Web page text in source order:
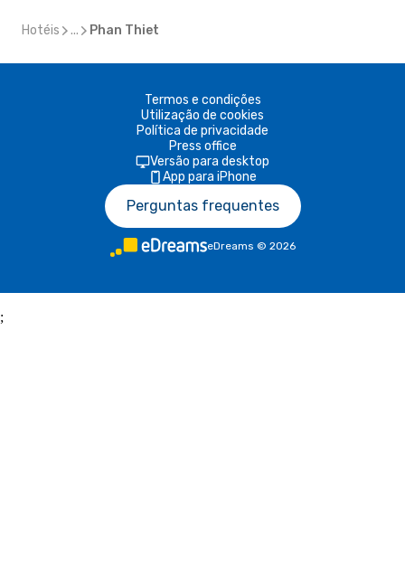
Hotéis ... Phan Thiet
Termos e condições
Utilização de cookies
Política de privacidade
Press office
Versão para desktop
App para iPhone
Perguntas frequentes
eDreams © 2026
;